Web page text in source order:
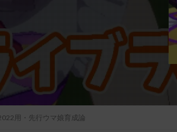
用・先行ウマ娘育成論